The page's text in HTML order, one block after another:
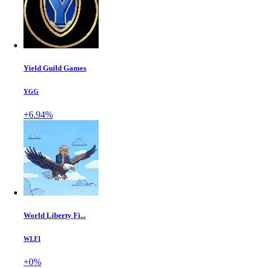
Yield Guild Games
YGG
+6.94%
World Liberty Fi...
WLFI
+0%